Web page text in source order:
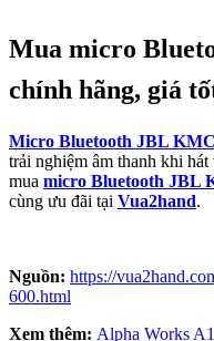
Mua micro
chính hãng, giá
Micro Bluetooth JBL
trải nghiệm âm thanh khi
mua micro Bluetooth JBL
cùng ưu đãi tại Vua2hand.
Nguồn: https://
600.html
Xem thêm: Alpha Works A1